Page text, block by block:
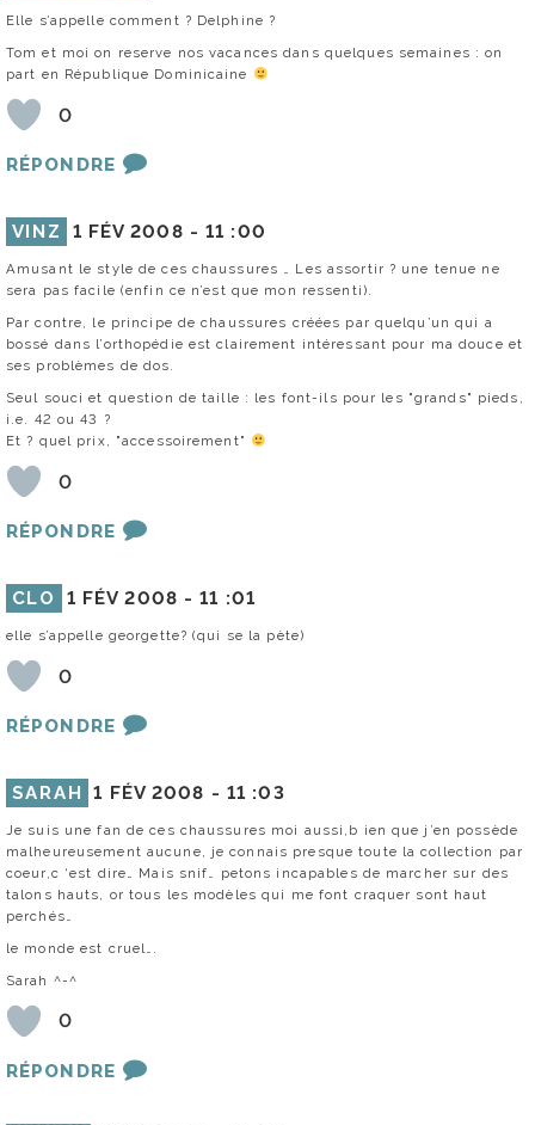
Elle s’appelle comment ? Delphine ?
Tom et moi on reserve nos vacances dans quelques semaines : on
part en République Dominicaine
0
RÉPONDRE
VINZ 1 FÉV 2008 -11 :00
Amusant le style de ces chaussures … Les assortir ? une tenue ne
sera pas facile (enfin ce n’est que mon ressenti).
Par contre, le principe de chaussures créées par quelqu’un qui a
bossé dans l’orthopédie est clairement intéressant pour ma douce et
ses problèmes de dos.
Seul souci et question de taille : les font-ils pour les "grands" pieds,
i.e. 42 ou 43 ?
Et ? quel prix, "accessoirement"
0
RÉPONDRE
CLO 1 FÉV 2008 -11 :01
elle s’appelle georgette? (qui se la pète)
0
RÉPONDRE
SARAH 1 FÉV 2008 - 11 :03
Je suis une fan de ces chaussures moi aussi,b ien que j’en possède
malheureusement aucune, je connais presque toute la collection par
coeur,c ‘est dire… Mais snif… petons incapables de marcher sur des
talons hauts, or tous les modèles qui me font craquer sont haut
perchés…
le monde est cruel….
Sarah ^-^
0
RÉPONDRE